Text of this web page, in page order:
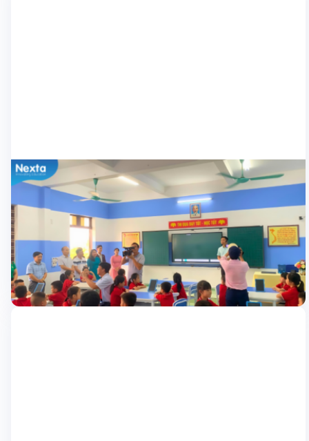
Nhà trường
Ra mắt Lớp học thông minh Nexta tại
trường Tiểu học Tam Hưng
Ngày 13/5 vừa qua, Nexta đã hân hạnh tham dự buổi lễ “Trao
tặng và ra mắt Mô hình lớp học thông minh” tại trường Tiểu học
Tam Hưng (Hải Phòng). Sự kiện đánh dấu một bước tiến mới
trong nỗ lực của Nexta nhằm mang đến những giải pháp giáo
dục tiên […]
23/05/2024